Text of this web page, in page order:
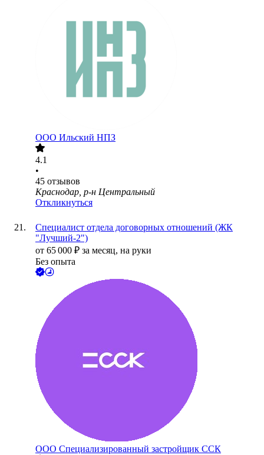
ООО Ильский НПЗ
4.1
•
45 отзывов
Краснодар, р-н Центральный
Откликнуться
Специалист отдела договорных отношений (ЖК
"Лучший-2")
от 65 000 ₽ за месяц, на руки
Без опыта
ООО Специализированный застройщик ССК